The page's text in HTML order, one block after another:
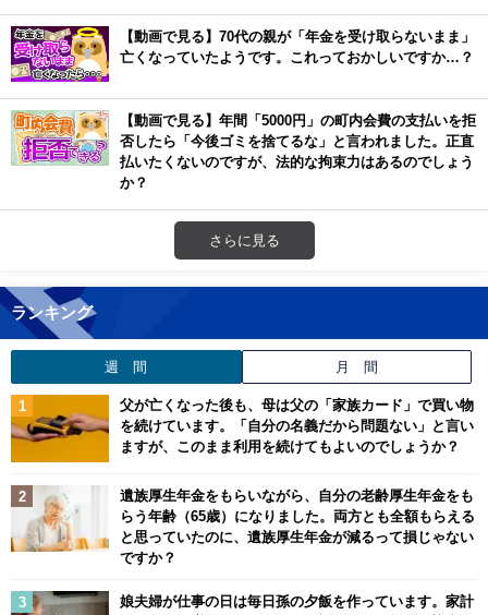
【動画で見る】70代の親が「年金を受け取らないまま」
亡くなっていたようです。これっておかしいですか…？
【動画で見る】年間「5000円」の町内会費の支払いを拒
否したら「今後ゴミを捨てるな」と言われました。正直
払いたくないのですが、法的な拘束力はあるのでしょう
か？
さらに見る
ランキング
週 間 月 間
父が亡くなった後も、母は父の「家族カード」で買い物
を続けています。「自分の名義だから問題ない」と言い
ますが、このまま利用を続けてもよいのでしょうか？
遺族厚生年金をもらいながら、自分の老齢厚生年金をも
らう年齢（65歳）になりました。両方とも全額もらえる
と思っていたのに、遺族厚生年金が減るって損じゃない
ですか？
娘夫婦が仕事の日は毎日孫の夕飯を作っています。家計